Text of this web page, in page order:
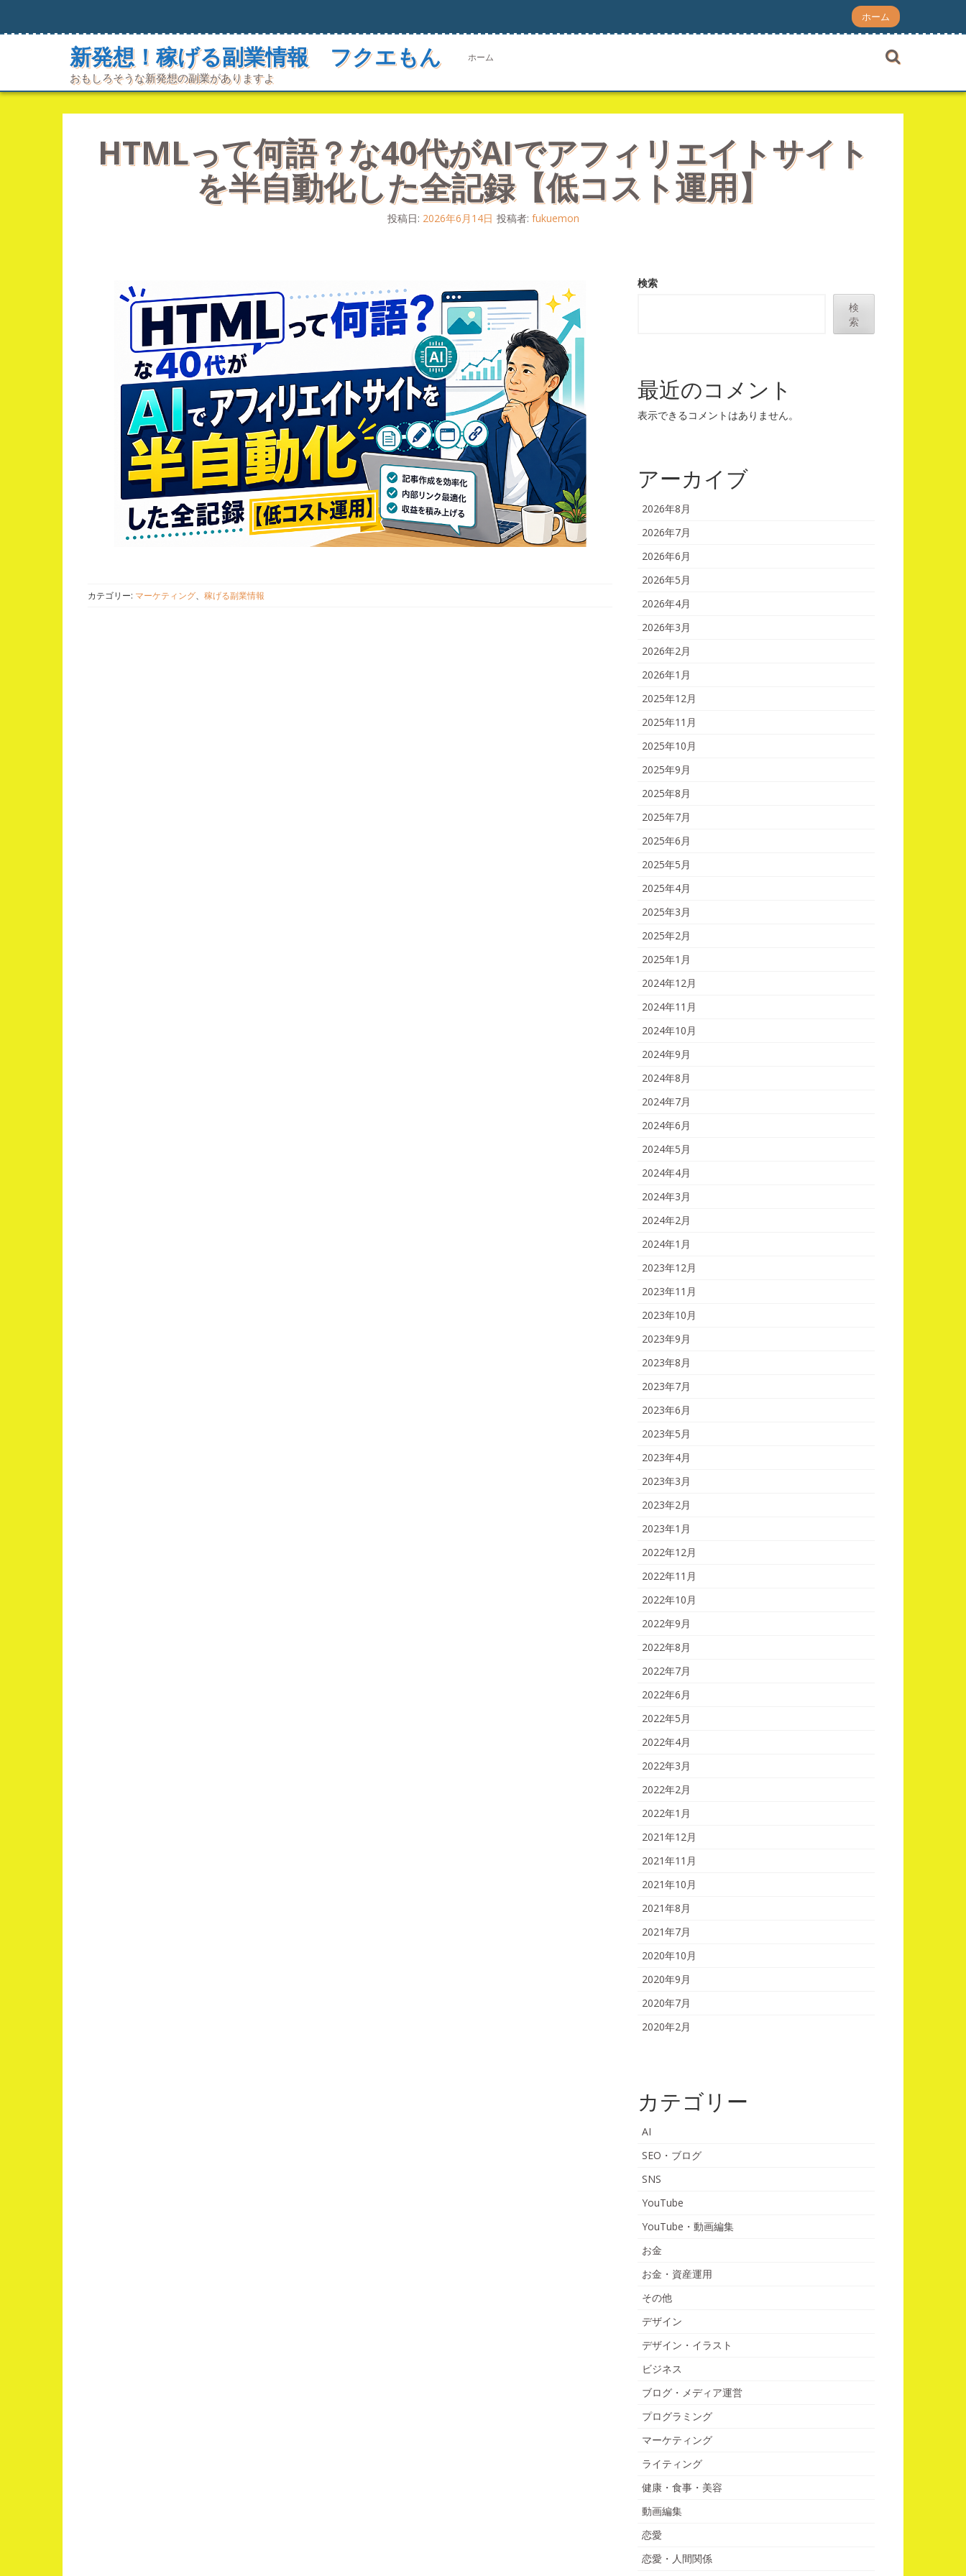
テ
ス
ホーム
新発想！稼げる副業情報 フクエもん
おもしろそうな新発想の副業がありますよ
ホーム
HTMLって何語？な40代がAIでアフィリエイトサイト
を半自動化した全記録【低コスト運用】
投稿日: 2026年6月14日 投稿者: fukuemon
カテゴリー: マーケティング、 稼げる副業情報
検索
検
索
最近のコメント
表示できるコメントはありません。
アーカイブ
2026年8月
2026年7月
2026年6月
2026年5月
2026年4月
2026年3月
2026年2月
2026年1月
2025年12月
2025年11月
2025年10月
2025年9月
2025年8月
2025年7月
2025年6月
2025年5月
2025年4月
2025年3月
2025年2月
2025年1月
2024年12月
2024年11月
2024年10月
2024年9月
2024年8月
2024年7月
2024年6月
2024年5月
2024年4月
2024年3月
2024年2月
2024年1月
2023年12月
2023年11月
2023年10月
2023年9月
2023年8月
2023年7月
2023年6月
2023年5月
2023年4月
2023年3月
2023年2月
2023年1月
2022年12月
2022年11月
2022年10月
2022年9月
2022年8月
2022年7月
2022年6月
2022年5月
2022年4月
2022年3月
2022年2月
2022年1月
2021年12月
2021年11月
2021年10月
2021年8月
2021年7月
2020年10月
2020年9月
2020年7月
2020年2月
カテゴリー
AI
SEO・ブログ
SNS
YouTube
YouTube・動画編集
お金
お金・資産運用
その他
デザイン
デザイン・イラスト
ビジネス
ブログ・メディア運営
プログラミング
マーケティング
ライティング
健康・食事・美容
動画編集
恋愛
恋愛・人間関係